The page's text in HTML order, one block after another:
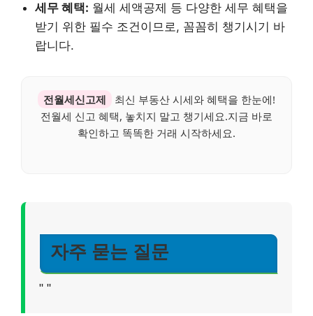
세무 혜택: 월세 세액공제 등 다양한 세무 혜택을
받기 위한 필수 조건이므로, 꼼꼼히 챙기시기 바
랍니다.
전월세신고제
최신 부동산 시세와 혜택을 한눈에!
전월세 신고 혜택, 놓치지 말고 챙기세요.지금 바로
확인하고 똑똑한 거래 시작하세요.
자주 묻는 질문
" "